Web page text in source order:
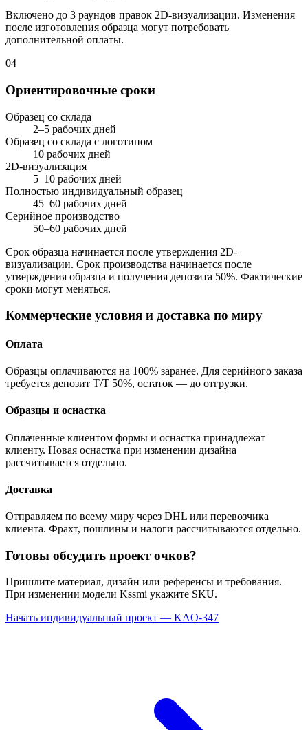
Включено до 3 раундов правок 2D-визуализации. Изменения
после изготовления образца могут потребовать
дополнительной оплаты.
04
Ориентировочные сроки
Образец со склада
2–5 рабочих дней
Образец со склада с логотипом
10 рабочих дней
2D-визуализация
5–10 рабочих дней
Полностью индивидуальный образец
45–60 рабочих дней
Серийное производство
50–60 рабочих дней
Срок образца начинается после утверждения 2D-
визуализации. Срок производства начинается после
утверждения образца и получения депозита 50%. Фактические
сроки могут меняться.
Коммерческие условия и доставка по миру
Оплата
Образцы оплачиваются на 100% заранее. Для серийного заказа
требуется депозит T/T 50%, остаток — до отгрузки.
Образцы и оснастка
Оплаченные клиентом формы и оснастка принадлежат
клиенту. Новая оснастка при изменении дизайна
рассчитывается отдельно.
Доставка
Отправляем по всему миру через DHL или перевозчика
клиента. Фрахт, пошлины и налоги рассчитываются отдельно.
Готовы обсудить проект очков?
Пришлите материал, дизайн или референсы и требования.
При изменении модели Kssmi укажите SKU.
Начать индивидуальный проект — KAO-347